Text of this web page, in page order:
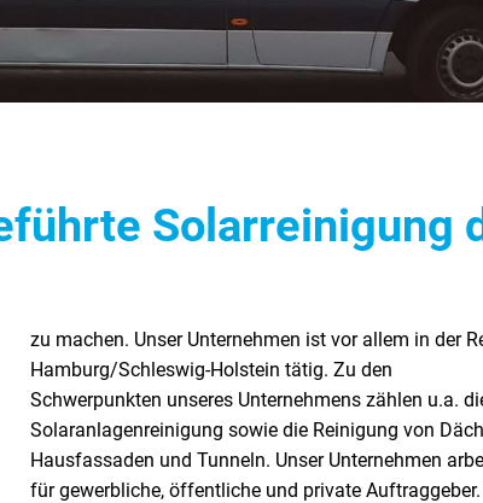
Solarreinigung